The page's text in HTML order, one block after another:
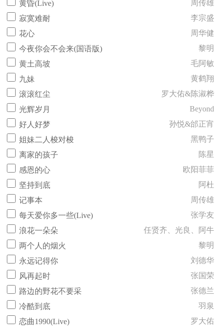
黄昏(Live)
周传雄
寂寞难耐
李宗盛
花心
周华健
今夜你会不会来(国语版)
黎明
黄土高坡
毛阿敏
九妹
黄鹤翔
滚滚红尘
罗大佑&陈淑桦
光辉岁月
Beyond
好人好梦
孙悦&邰正宵
姐妹二人梭对梭
黑鸭子
离家的孩子
陈星
感恩的心
欧阳菲菲
坚持到底
阿杜
记事本
周传雄
每天爱你多一些(Live)
张学友
浪花一朵朵
任贤齐、光良、阿牛
两个人的烟火
黎明
永远记得你
刘德华
风再起时
张国荣
路边的野花不要采
张德兰
冷酷到底
羽泉
恋曲1990(Live)
罗大佑